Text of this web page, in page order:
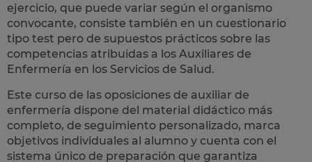
ejercicio, que puede variar según el organismo
convocante, consiste también en un cuestionario
tipo test pero de supuestos prácticos sobre las
competencias atribuidas a los Auxiliares de
Enfermería en los Servicios de Salud.
Este curso de las oposiciones de auxiliar de
enfermería dispone del material didáctico más
completo, de seguimiento personalizado, marca
objetivos individuales al alumno y cuenta con el
sistema único de preparación que garantiza